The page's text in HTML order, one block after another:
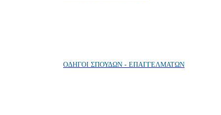
ΟΔΗΓΟΙ ΣΠΟΥΔΩΝ - ΕΠΑΓΓΕΛΜΑΤΩΝ